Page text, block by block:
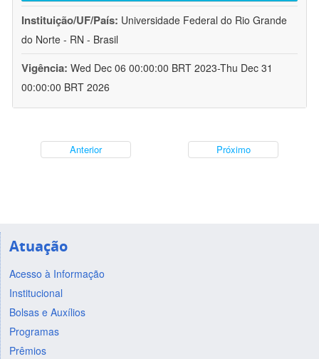
Instituição/UF/País: Universidade Federal do Rio Grande
do Norte - RN - Brasil
Vigência: Wed Dec 06 00:00:00 BRT 2023-Thu Dec 31
00:00:00 BRT 2026
Anterior Próximo
Atuação
Acesso à Informação
Institucional
Bolsas e Auxílios
Programas
Prêmios